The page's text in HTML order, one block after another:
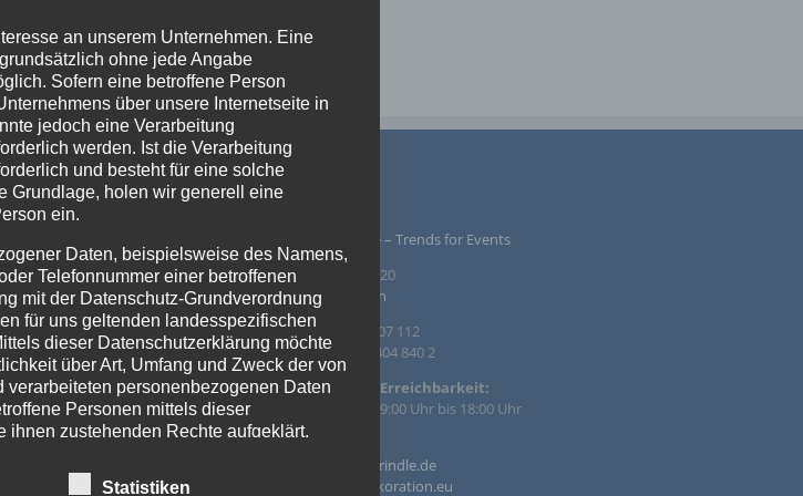
Agentur Rindle – Trends for Events
Prinzendamm 20
25436 Tornesch
Tel. +49 4122 407 112
Fax. +49 4122 404 840 2
Telefonische Erreichbarkeit:
Mo. – Fr. von 09:00 Uhr bis 18:00 Uhr
Email:
info@agentur-rindle.de
info@eventdekoration.eu
an unserem Unternehmen. Eine
ohne jede Angabe
Sofern eine betroffene Person
über unsere Internetseite in
jedoch eine Verarbeitung
werden. Ist die Verarbeitung
und besteht für eine solche
Grundlage, holen wir generell eine
ein.
Daten, beispielsweise des Namens,
Telefonnummer einer betroffenen
mit der Datenschutz-Grundverordnung
für uns geltenden landesspezifischen
dieser Datenschutzerklärung möchte
über Art, Umfang und Zweck der von
verarbeiteten personenbezogenen Daten
Personen mittels dieser
ihnen zustehenden Rechte aufgeklärt.
Verantwortlicher zahlreiche technische
Statistiken